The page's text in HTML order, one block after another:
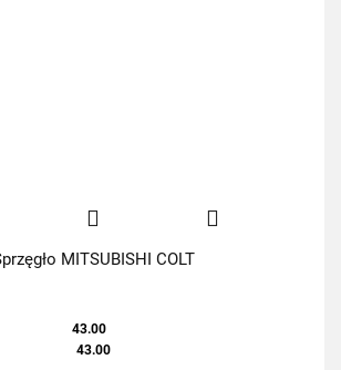
MITSUBISHI COLT
43.00
43.00